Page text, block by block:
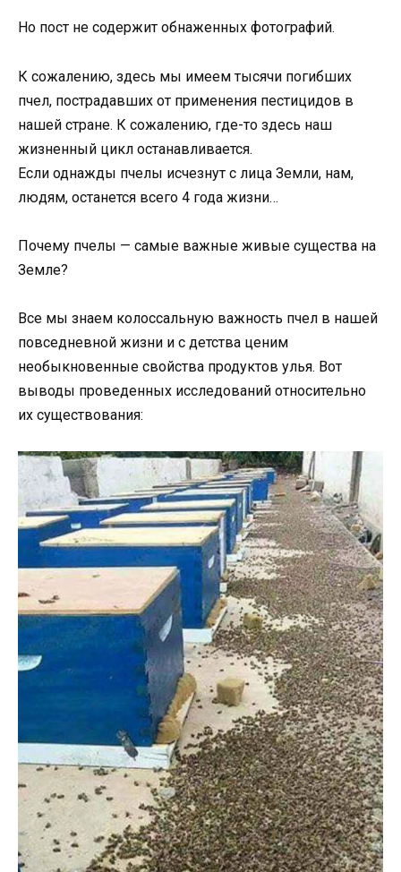
Но пост не содержит обнаженных фотографий.
К сожалению, здесь мы имеем тысячи погибших
пчел, пострадавших от применения пестицидов в
нашей стране. К сожалению, где-то здесь наш
жизненный цикл останавливается.
Если однажды пчелы исчезнут с лица Земли, нам,
людям, останется всего 4 года жизни…
Почему пчелы — самые важные живые существа на
Земле?
Все мы знаем колоссальную важность пчел в нашей
повседневной жизни и с детства ценим
необыкновенные свойства продуктов улья. Вот
выводы проведенных исследований относительно
их существования: